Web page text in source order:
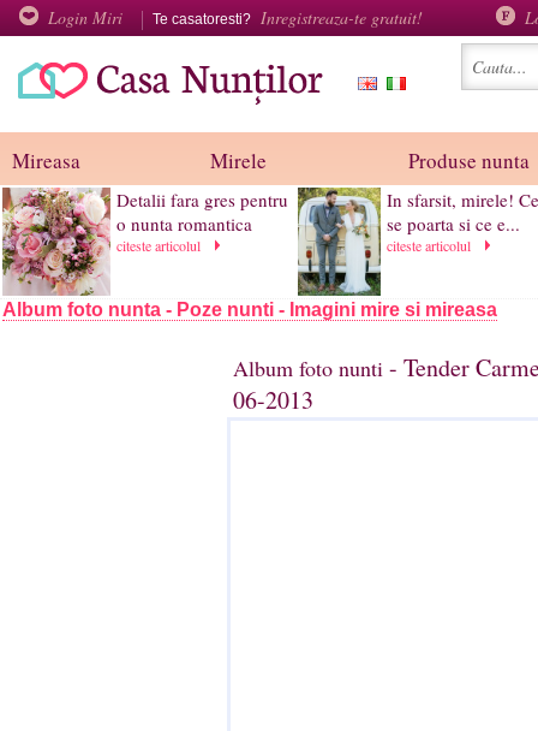
Login Miri Te casatoresti? Inregistreaza-te gratuit!
Mireasa Mirele Produse nunta
Detalii fara gres pentru
o nunta romantica
citeste articolul
In sfarsit, mirele!
se poarta si ce e...
citeste articolul
Album foto nunta - Poze nunti - Imagini mire si mireasa
Album foto nunti - Tender
06-2013